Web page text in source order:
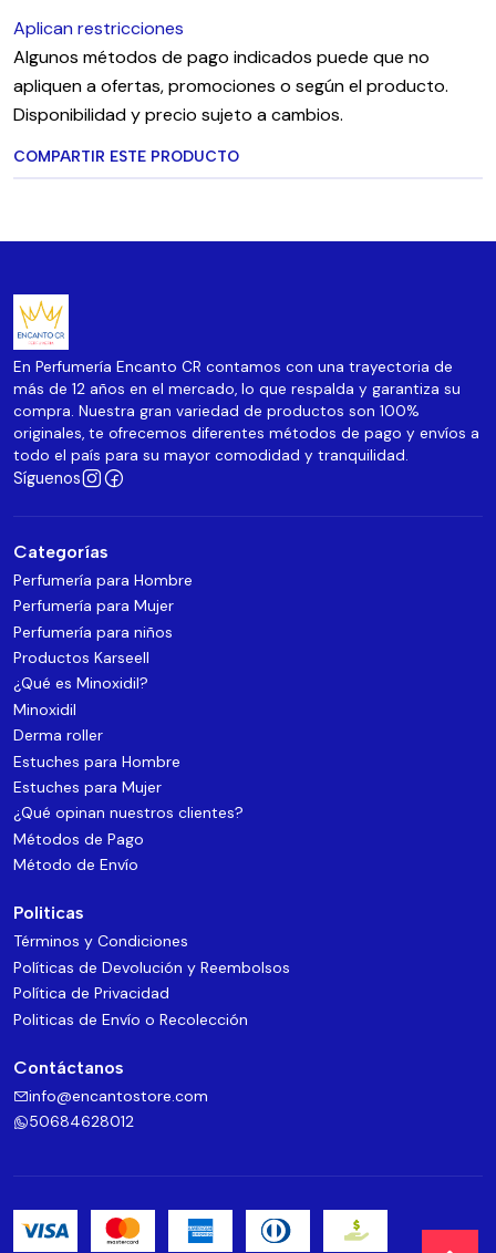
Aplican restricciones
Algunos métodos de pago indicados puede que no
apliquen a ofertas, promociones o según el producto.
Disponibilidad y precio sujeto a cambios.
COMPARTIR ESTE PRODUCTO
En Perfumería Encanto CR contamos con una trayectoria de
más de 12 años en el mercado, lo que respalda y garantiza su
compra. Nuestra gran variedad de productos son 100%
originales, te ofrecemos diferentes métodos de pago y envíos a
todo el país para su mayor comodidad y tranquilidad.
Síguenos
Categorías
Perfumería para Hombre
Perfumería para Mujer
Perfumería para niños
Productos Karseell
¿Qué es Minoxidil?
Minoxidil
Derma roller
Estuches para Hombre
Estuches para Mujer
¿Qué opinan nuestros clientes?
Métodos de Pago
Método de Envío
Politicas
Términos y Condiciones
Políticas de Devolución y Reembolsos
Política de Privacidad
Politicas de Envío o Recolección
Contáctanos
info@encantostore.com
50684628012